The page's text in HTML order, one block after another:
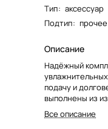
Тип: аксессуар
Подтип: прочее
Описание
Надёжный
подачу и
выполнены из
выдерживать
риска
Все описание